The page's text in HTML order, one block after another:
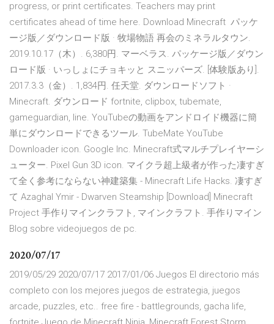
progress, or print certificates. Teachers may print
certificates ahead of time here. Download Minecraft パッケ
ージ版／ダウンロード版 · 牧場物語 再会のミネラルタウン.
2019.10.17（木）. 6,380円. マーベラス. パッケージ版／ダウン
ロード版 · いっしょにチョキッと スニッパーズ. [体験版あり].
2017.3.3（金）. 1,834円. 任天堂. ダウンロードソフト ·
Minecraft. ダウンロード fortnite, clipbox, tubemate,
gameguardian, line. YouTubeの動画をアンドロイド機器に簡
単にダウンロードできるツール. TubeMate YouTube
Downloader icon. Google Inc. Minecraft式マルチプレイヤーシ
ューター. Pixel Gun 3D icon. マイクラ超上級者が作った凄すぎ
て全く参考にならない神建築集 - Minecraft Life Hacks. 凄すぎ
て Azaghal Ymir - Dwarven Steamship [Download] Minecraft
Project 手作りマインクラフト, マインクラフト. 手作りマイン
Blog sobre videojuegos de pc.
2020/07/17
2019/05/29 2020/07/17 2017/01/06 Juegos El directorio más
completo con los mejores juegos de estrategia, juegos
arcade, puzzles, etc.. free fire - battlegrounds, gacha life,